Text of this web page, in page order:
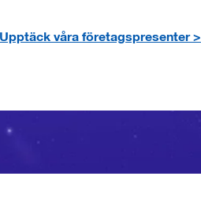
Upptäck våra företagspresenter>